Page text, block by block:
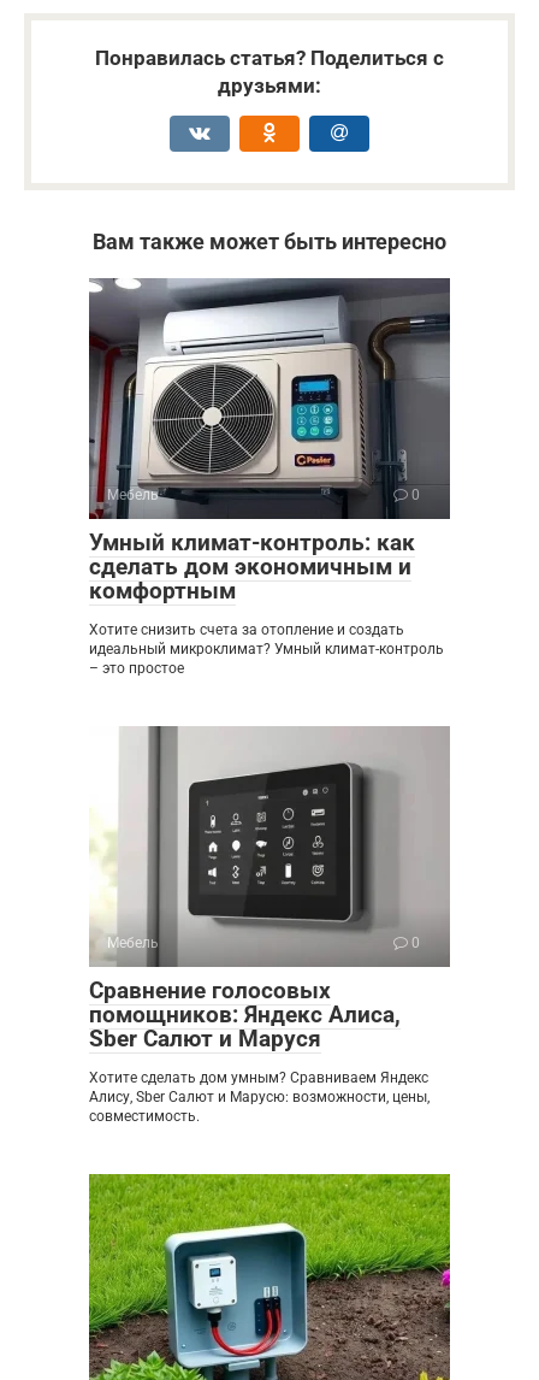
Понравилась статья? Поделиться с
друзьями:
Вам также может быть интересно
Мебель 0
Умный климат-контроль: как
сделать дом экономичным и
комфортным
Хотите снизить счета за отопление и создать
идеальный микроклимат? Умный климат-контроль
– это простое
Мебель 0
Сравнение голосовых
помощников: Яндекс Алиса,
Sber Салют и Маруся
Хотите сделать дом умным? Сравниваем Яндекс
Алису, Sber Салют и Марусю: возможности, цены,
совместимость.